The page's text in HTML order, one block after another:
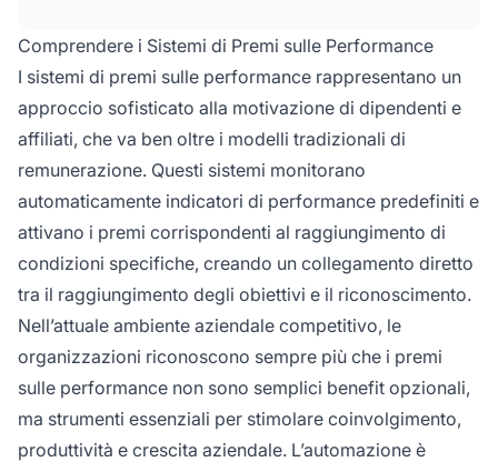
misurabili, collegando direttamente i loro sforzi
a risultati tangibili che apportano benefici sia
all’azienda che al singolo.
Comprendere i Sistemi di Premi sulle Performance
I sistemi di premi sulle performance rappresentano un
approccio sofisticato alla motivazione di dipendenti e
affiliati, che va ben oltre i modelli tradizionali di
remunerazione. Questi sistemi monitorano
automaticamente indicatori di performance predefiniti e
attivano i premi corrispondenti al raggiungimento di
condizioni specifiche, creando un collegamento diretto
tra il raggiungimento degli obiettivi e il riconoscimento.
Nell’attuale ambiente aziendale competitivo, le
organizzazioni riconoscono sempre più che i premi
sulle performance non sono semplici benefit opzionali,
ma strumenti essenziali per stimolare coinvolgimento,
produttività e crescita aziendale. L’automazione è